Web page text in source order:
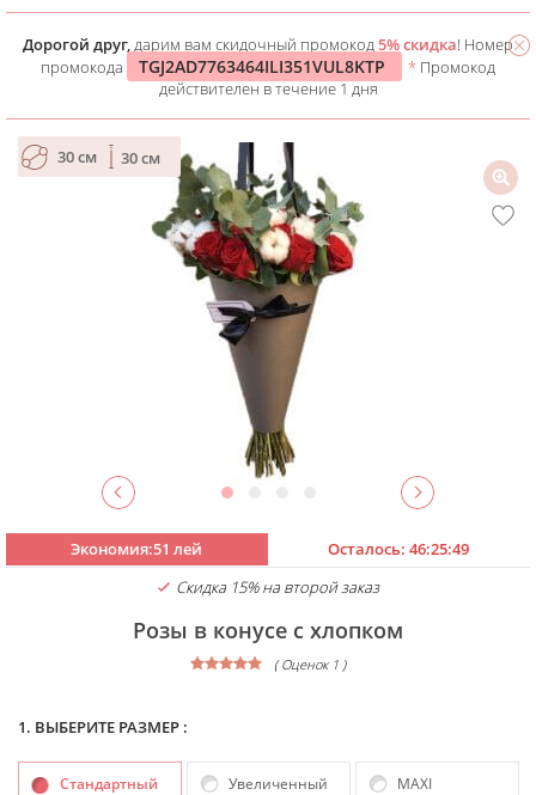
Дорогой друг,дарим вам скидочный промокод5% скидка! Номер
промокода
TGJ2AD7763464ILI351VUL8KTP * Промокод
действителен в течение 1 дня
30 см 30 см
Экономия:51 лей Осталось:46:25:49
Скидка 15% на второй заказ
Розы в конусе с хлопком
( Оценок 1 )
1. ВЫБЕРИТЕ РАЗМЕР :
Стандартный Увеличенный MAXI